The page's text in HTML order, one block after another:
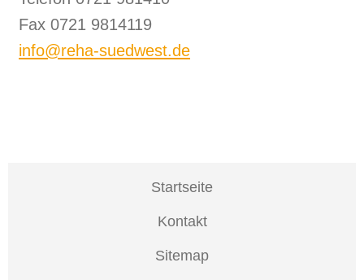
Fax 0721 9814119
info@reha-suedwest.de
Startseite
Kontakt
Sitemap